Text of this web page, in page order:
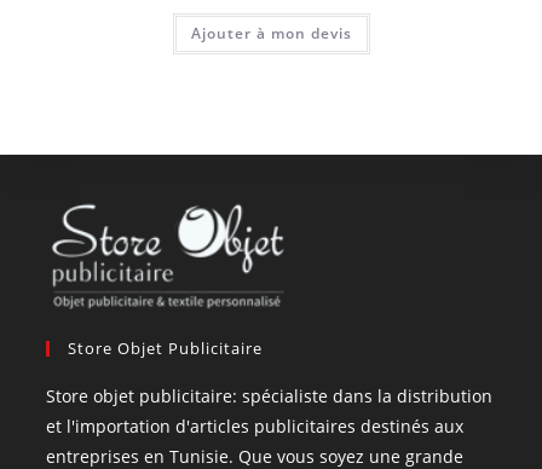
Ajouter à mon devis
Store Objet Publicitaire
Store objet publicitaire: spécialiste dans la distribution
et l'importation d'articles publicitaires destinés aux
entreprises en Tunisie. Que vous soyez une grande